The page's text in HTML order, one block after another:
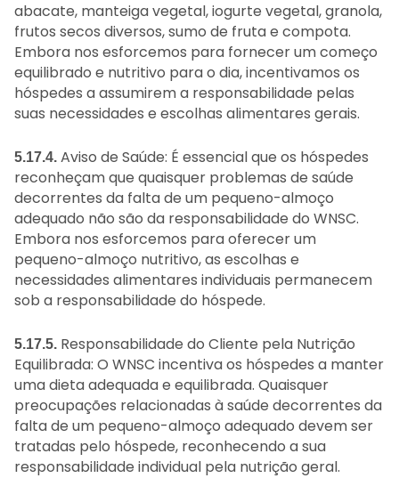
abacate, manteiga vegetal, iogurte vegetal, granola,
frutos secos diversos, sumo de fruta e compota.
Embora nos esforcemos para fornecer um começo
equilibrado e nutritivo para o dia, incentivamos os
hóspedes a assumirem a responsabilidade pelas
suas necessidades e escolhas alimentares gerais.
5.17.4. Aviso de Saúde: É essencial que os hóspedes
reconheçam que quaisquer problemas de saúde
decorrentes da falta de um pequeno-almoço
adequado não são da responsabilidade do WNSC.
Embora nos esforcemos para oferecer um
pequeno-almoço nutritivo, as escolhas e
necessidades alimentares individuais permanecem
sob a responsabilidade do hóspede.
5.17.5. Responsabilidade do Cliente pela Nutrição
Equilibrada: O WNSC incentiva os hóspedes a manter
uma dieta adequada e equilibrada. Quaisquer
preocupações relacionadas à saúde decorrentes da
falta de um pequeno-almoço adequado devem ser
tratadas pelo hóspede, reconhecendo a sua
responsabilidade individual pela nutrição geral.